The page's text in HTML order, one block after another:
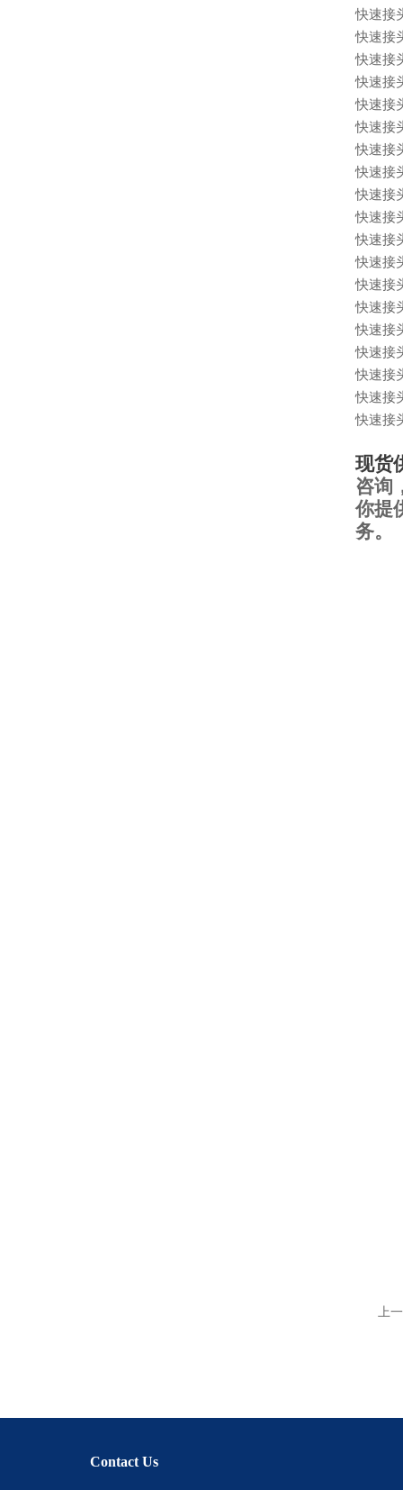
快速接
快速接
快速接
快速接
快速接
快速接
快速接
快速接
快速接
快速接
快速接
快速接
快速接
快速接
快速接
快速接
快速接
快速接
快速接
现货
咨询
你提
务。
上
Contact Us